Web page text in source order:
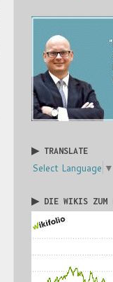
▶ TRANSLATE
Select Language ▼
▶ DIE WIKIS ZUM